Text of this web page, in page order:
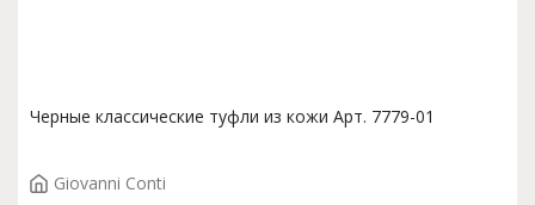
Черные классические туфли из кожи Арт. 7779-01
Giovanni Conti